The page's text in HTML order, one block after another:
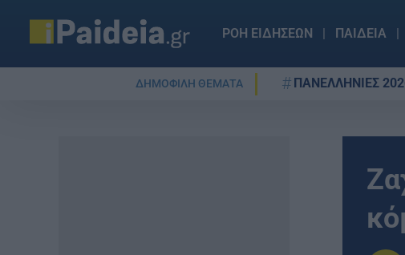
ΡΟΗ ΕΙΔΗΣΕΩΝ ΠΑΙΔΕΙΑ
ΔΗΜΟΦΙΛΗ ΘΕΜΑΤΑ ΠΑΝΕΛΛΗΝΙΕΣ